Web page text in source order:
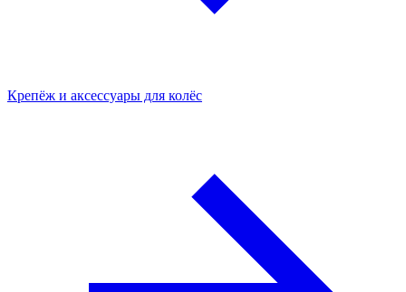
Крепёж и аксессуары для колёс